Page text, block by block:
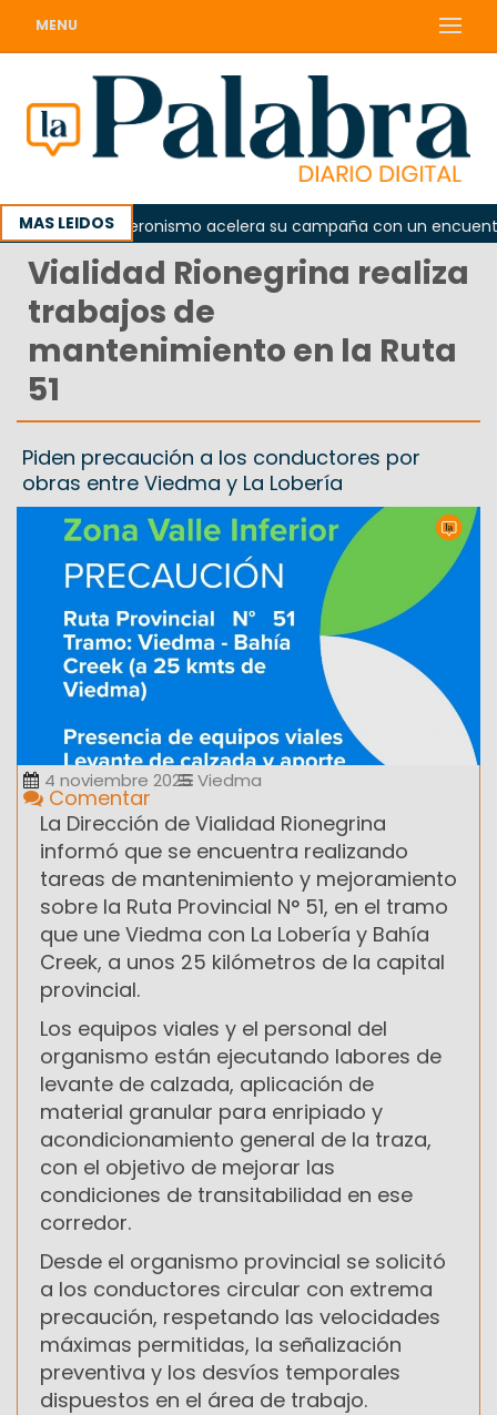
MENU
MAS LEIDOSEl peronismo acelera su campaña con un encuentro
Vialidad Rionegrina realiza
trabajos de
mantenimiento en la Ruta
51
Piden precaución a los conductores por
obras entre Viedma y La Lobería
4 noviembre 2025 Viedma
Comentar
La Dirección de Vialidad Rionegrina
informó que se encuentra realizando
tareas de mantenimiento y mejoramiento
sobre la Ruta Provincial N° 51, en el tramo
que une Viedma con La Lobería y Bahía
Creek, a unos 25 kilómetros de la capital
provincial.
Los equipos viales y el personal del
organismo están ejecutando labores de
levante de calzada, aplicación de
material granular para enripiado y
acondicionamiento general de la traza,
con el objetivo de mejorar las
condiciones de transitabilidad en ese
corredor.
Desde el organismo provincial se solicitó
a los conductores circular con extrema
precaución, respetando las velocidades
máximas permitidas, la señalización
preventiva y los desvíos temporales
dispuestos en el área de trabajo.